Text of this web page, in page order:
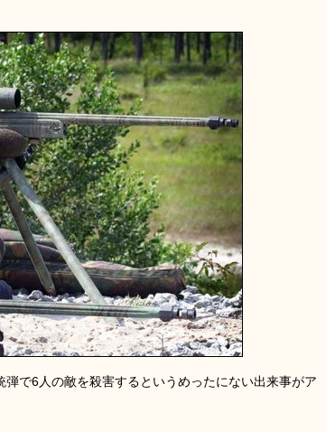
で6人の敵を殺害するというめったにない出来事がア